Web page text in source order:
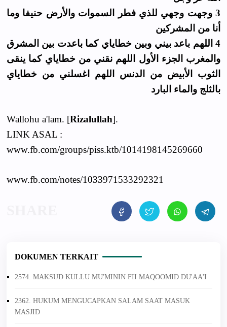
3 وجهت وجهي للذي فطر السموات والأرض حنيفا وما
أنا من المشركين
4 اللهم باعد بيني وبين خطاياي كما باعدت بين المشرق
والمغرب الجزء الأول اللهم نقني من خطاياي كما ينقى
الثوب الأبيض من الدنس اللهم اغسلني من خطاياي
بالثلج والماء البارد
Wallohu a'lam. [Rizalullah].
LINK ASAL :
www.fb.com/groups/piss.ktb/1014198145269660
www.fb.com/notes/1033971533292321
DOKUMEN TERKAIT
2574. MAKSUD KULLU MU'MININ FII MAQOOMID DU'AA'I
2362. HUKUM MENGUCAPKAN SALAM SAAT MASUK
MASJID